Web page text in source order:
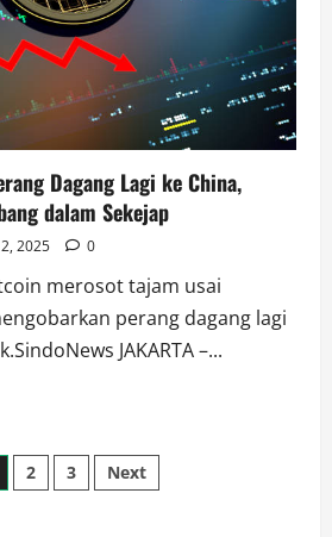
Dagang Lagi ke China,
dalam Sekejap
2025 0
merosot tajam usai
perang dagang lagi
JAKARTA –...
2 3 Next